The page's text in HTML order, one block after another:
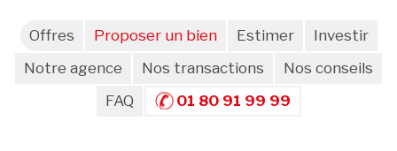
Offres Proposer un bien Estimer
Investir
Notre agence
Nos transactions
Nos conseils
FAQ
01 80 91 99 99